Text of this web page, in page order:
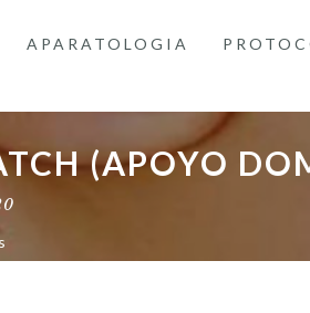
APARATOLOGIA
(APOYO